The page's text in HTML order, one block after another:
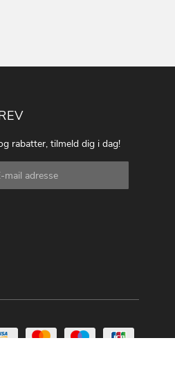
rabatter, tilmeld dig i dag!